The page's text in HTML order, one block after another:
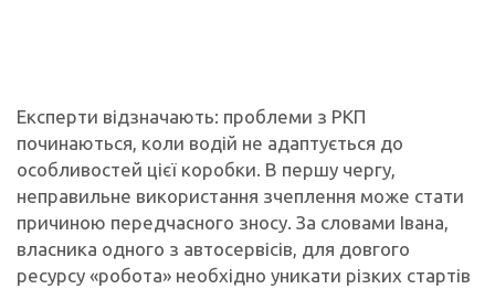
Експерти відзначають: проблеми з РКП
починаються, коли водій не адаптується до
особливостей цієї коробки. В першу чергу,
неправильне використання зчеплення може стати
причиною передчасного зносу. За словами Івана,
власника одного з автосервісів, для довгого
ресурсу «робота» необхідно уникати різких стартів